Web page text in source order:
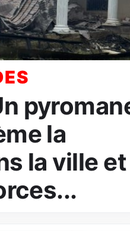
la
la ville et